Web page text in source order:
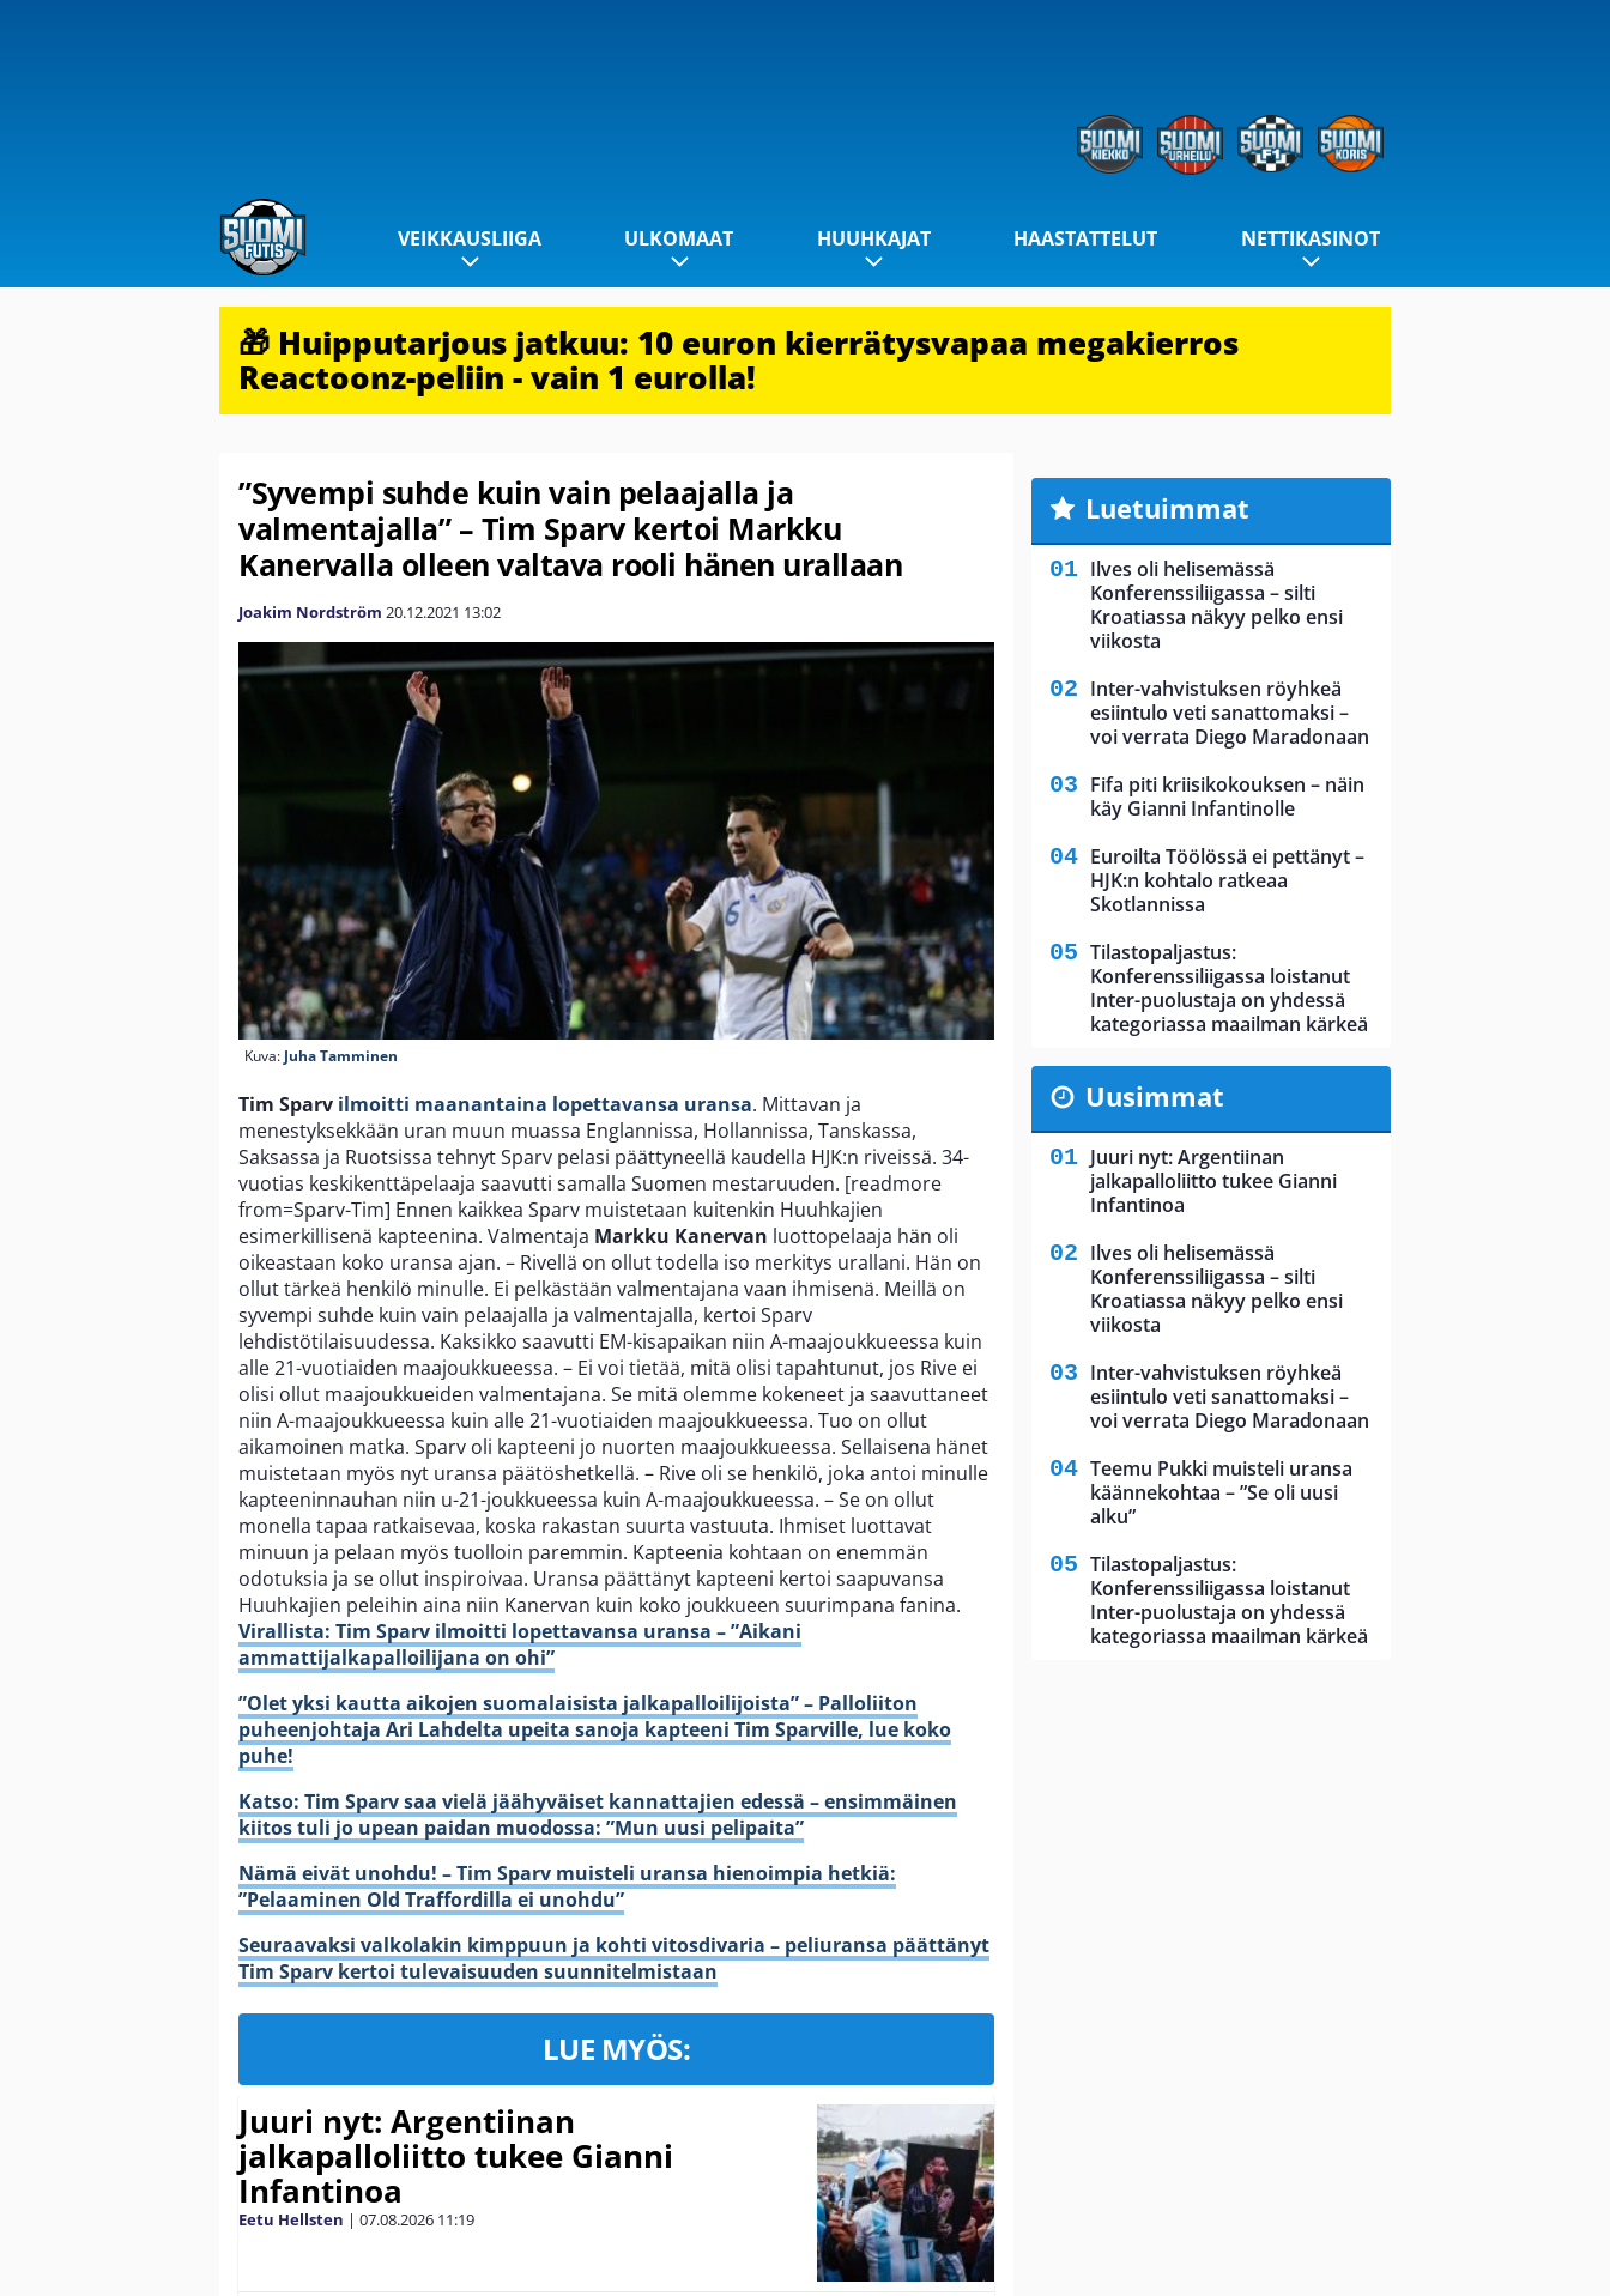
VEIKKAUSLIIGA ULKOMAAT HUUHKAJAT HAASTATTELUT NETTIKASINOT
🎁 Huipputarjous jatkuu: 10 euron kierrätysvapaa megakierros
Reactoonz-peliin - vain 1 eurolla!
”Syvempi suhde kuin vain pelaajalla ja
valmentajalla” – Tim Sparv kertoi Markku
Kanervalla olleen valtava rooli hänen urallaan
Joakim Nordström 20.12.2021 13:02
Kuva: Juha Tamminen
Tim Sparv ilmoitti maanantaina lopettavansa uransa. Mittavan ja
menestyksekkään uran muun muassa Englannissa, Hollannissa, Tanskassa,
Saksassa ja Ruotsissa tehnyt Sparv pelasi päättyneellä kaudella HJK:n riveissä. 34-
vuotias keskikenttäpelaaja saavutti samalla Suomen mestaruuden. [readmore
from=Sparv-Tim] Ennen kaikkea Sparv muistetaan kuitenkin Huuhkajien
esimerkillisenä kapteenina. Valmentaja Markku Kanervan luottopelaaja hän oli
oikeastaan koko uransa ajan. – Rivellä on ollut todella iso merkitys urallani. Hän on
ollut tärkeä henkilö minulle. Ei pelkästään valmentajana vaan ihmisenä. Meillä on
syvempi suhde kuin vain pelaajalla ja valmentajalla, kertoi Sparv
lehdistötilaisuudessa. Kaksikko saavutti EM-kisapaikan niin A-maajoukkueessa kuin
alle 21-vuotiaiden maajoukkueessa. – Ei voi tietää, mitä olisi tapahtunut, jos Rive ei
olisi ollut maajoukkueiden valmentajana. Se mitä olemme kokeneet ja saavuttaneet
niin A-maajoukkueessa kuin alle 21-vuotiaiden maajoukkueessa. Tuo on ollut
aikamoinen matka. Sparv oli kapteeni jo nuorten maajoukkueessa. Sellaisena hänet
muistetaan myös nyt uransa päätöshetkellä. – Rive oli se henkilö, joka antoi minulle
kapteeninnauhan niin u-21-joukkueessa kuin A-maajoukkueessa. – Se on ollut
monella tapaa ratkaisevaa, koska rakastan suurta vastuuta. Ihmiset luottavat
minuun ja pelaan myös tuolloin paremmin. Kapteenia kohtaan on enemmän
odotuksia ja se ollut inspiroivaa. Uransa päättänyt kapteeni kertoi saapuvansa
Huuhkajien peleihin aina niin Kanervan kuin koko joukkueen suurimpana fanina.
Virallista: Tim Sparv ilmoitti lopettavansa uransa – ”Aikani
ammattijalkapalloilijana on ohi”
”Olet yksi kautta aikojen suomalaisista jalkapalloilijoista” – Palloliiton
puheenjohtaja Ari Lahdelta upeita sanoja kapteeni Tim Sparville, lue koko
puhe!
Katso: Tim Sparv saa vielä jäähyväiset kannattajien edessä – ensimmäinen
kiitos tuli jo upean paidan muodossa: ”Mun uusi pelipaita”
Nämä eivät unohdu! – Tim Sparv muisteli uransa hienoimpia hetkiä:
”Pelaaminen Old Traffordilla ei unohdu”
Seuraavaksi valkolakin kimppuun ja kohti vitosdivaria – peliuransa päättänyt
Tim Sparv kertoi tulevaisuuden suunnitelmistaan
LUE MYÖS:
Juuri nyt: Argentiinan
jalkapalloliitto tukee Gianni
Infantinoa
Eetu Hellsten | 07.08.2026 11:19
Luetuimmat
Ilves oli helisemässä
Konferenssiliigassa – silti
Kroatiassa näkyy pelko ensi
viikosta
Inter-vahvistuksen röyhkeä
esiintulo veti sanattomaksi –
voi verrata Diego Maradonaan
Fifa piti kriisikokouksen – näin
käy Gianni Infantinolle
Euroilta Töölössä ei pettänyt –
HJK:n kohtalo ratkeaa
Skotlannissa
Tilastopaljastus:
Konferenssiliigassa loistanut
Inter-puolustaja on yhdessä
kategoriassa maailman kärkeä
Uusimmat
Juuri nyt: Argentiinan
jalkapalloliitto tukee Gianni
Infantinoa
Ilves oli helisemässä
Konferenssiliigassa – silti
Kroatiassa näkyy pelko ensi
viikosta
Inter-vahvistuksen röyhkeä
esiintulo veti sanattomaksi –
voi verrata Diego Maradonaan
Teemu Pukki muisteli uransa
käännekohtaa – ”Se oli uusi
alku”
Tilastopaljastus:
Konferenssiliigassa loistanut
Inter-puolustaja on yhdessä
kategoriassa maailman kärkeä